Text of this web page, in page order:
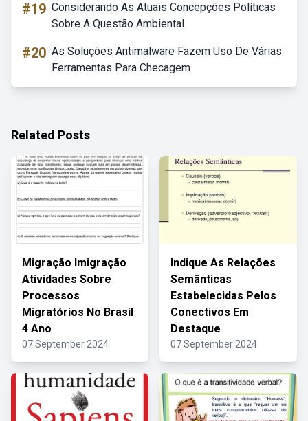
#19 Considerando As Atuais Concepções Políticas
Sobre A Questão Ambiental
#20 As Soluções Antimalware Fazem Uso De Várias
Ferramentas Para Checagem
Related Posts
Migração Imigração
Atividades Sobre
Processos
Migratórios No Brasil
4 Ano
07 September 2024
Indique As Relações
Semânticas
Estabelecidas Pelos
Conectivos Em
Destaque
07 September 2024